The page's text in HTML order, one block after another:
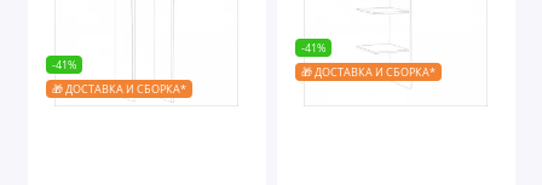
-41%
🎁 ДОСТАВКА И СБОРКА*
-41%
🎁 ДОСТАВКА И СБОРКА*